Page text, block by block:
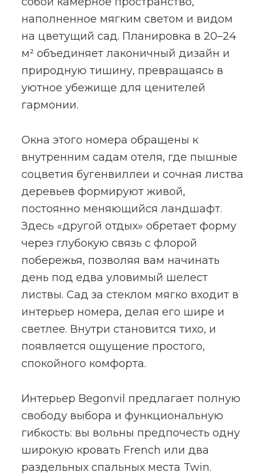
наполненное мягким светом и видом
на цветущий сад. Планировка в 20–24
м² объединяет лаконичный дизайн и
природную тишину, превращаясь в
уютное убежище для ценителей
гармонии.
Окна этого номера обращены к
внутренним садам отеля, где пышные
соцветия бугенвиллеи и сочная листва
деревьев формируют живой,
постоянно меняющийся ландшафт.
Здесь «другой отдых» обретает форму
через глубокую связь с флорой
побережья, позволяя вам начинать
день под едва уловимый шелест
листвы. Сад за стеклом мягко входит в
интерьер номера, делая его шире и
светлее. Внутри становится тихо, и
появляется ощущение простого,
спокойного комфорта.
Интерьер Begonvil предлагает полную
свободу выбора и функциональную
гибкость: вы вольны предпочесть одну
широкую кровать French или два
раздельных спальных места Twin.